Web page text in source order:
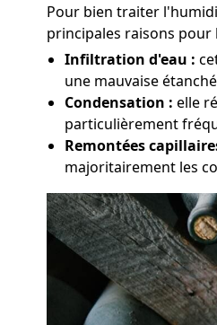
Pour bien traiter
principales raisons
Infiltration d'eau :
une mauvaise
Condensation : elle
particulièrement
Remontées
majoritairement les